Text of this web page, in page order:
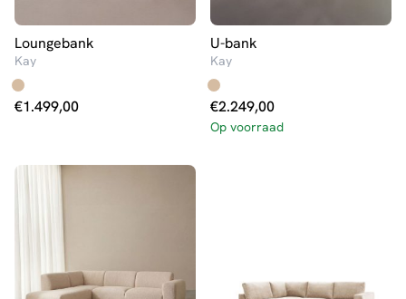
Loungebank
Kay
€1.499,00
U-bank
Kay
€2.249,00
Op voorraad